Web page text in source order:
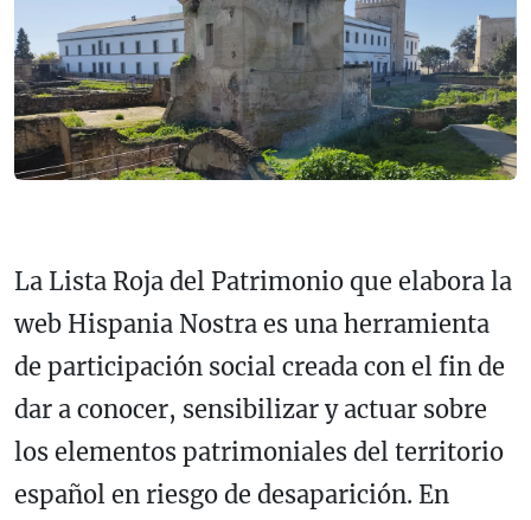
La Lista Roja del Patrimonio que elabora la
web Hispania Nostra es una herramienta
de participación social creada con el fin de
dar a conocer, sensibilizar y actuar sobre
los elementos patrimoniales del territorio
español en riesgo de desaparición. En